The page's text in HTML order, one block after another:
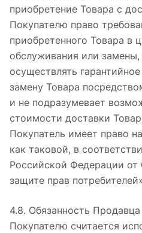
приобретение Товара с
Покупателю право
приобретенного Товара в
обслуживания или
осуществлять
замену Товара
и не подразумевает
стоимости доставки
Покупатель имеет право
как таковой, в
Российской Федерации от
защите прав
4.8. Обязанность
Покупателю считается